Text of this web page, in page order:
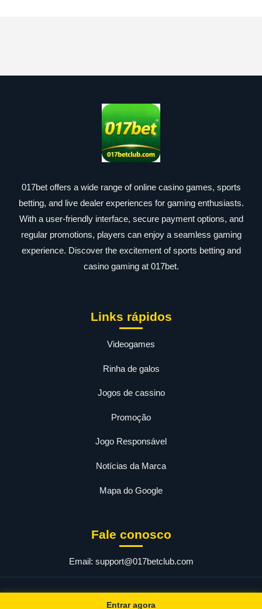
017bet offers a wide range of online casino games, sports
betting, and live dealer experiences for gaming enthusiasts.
With a user-friendly interface, secure payment options, and
regular promotions, players can enjoy a seamless gaming
experience. Discover the excitement of sports betting and
casino gaming at 017bet.
Links rápidos
Videogames
Rinha de galos
Jogos de cassino
Promoção
Jogo Responsável
Notícias da Marca
Mapa do Google
Fale conosco
Email: support@017betclub.com
Entrar agora